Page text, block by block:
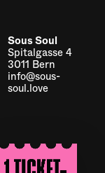
Sous Soul
Spitalgasse 4
3011 Bern
info@sous-
soul.love
Impressum